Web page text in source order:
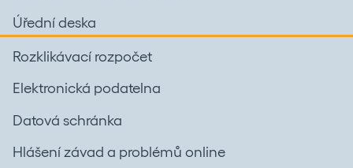
Úřední deska
Rozklikávací rozpočet
Elektronická podatelna
Datová schránka
Hlášení závad a problémů online